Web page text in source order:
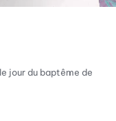
jour du baptême de